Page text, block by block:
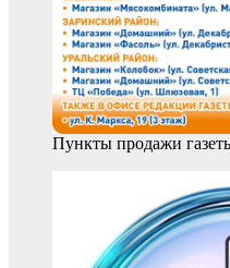
Пункты продажи